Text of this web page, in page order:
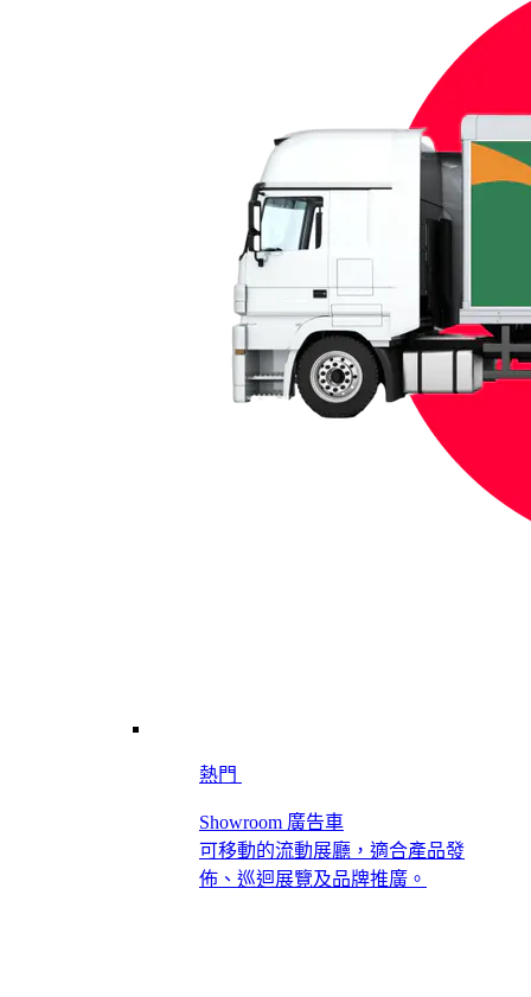
熱門
Showroom 廣告車
可移動的流動展廳，適合產品發
佈、巡迴展覽及品牌推廣。